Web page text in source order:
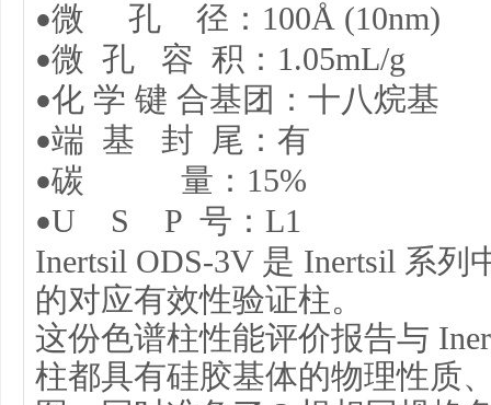
•微 孔 径：100Å (10nm)
•微 孔 容 积：1.05mL/g
•化 学 键 合基团：十八烷基
•端 基 封 尾：有
•碳 量：15%
•U S P 号：L1
Inertsil ODS-3V 是 Inertsil 系列
的对应有效性验证柱。
这份色谱柱性能评价报告与
柱都具有硅胶基体的物理性质